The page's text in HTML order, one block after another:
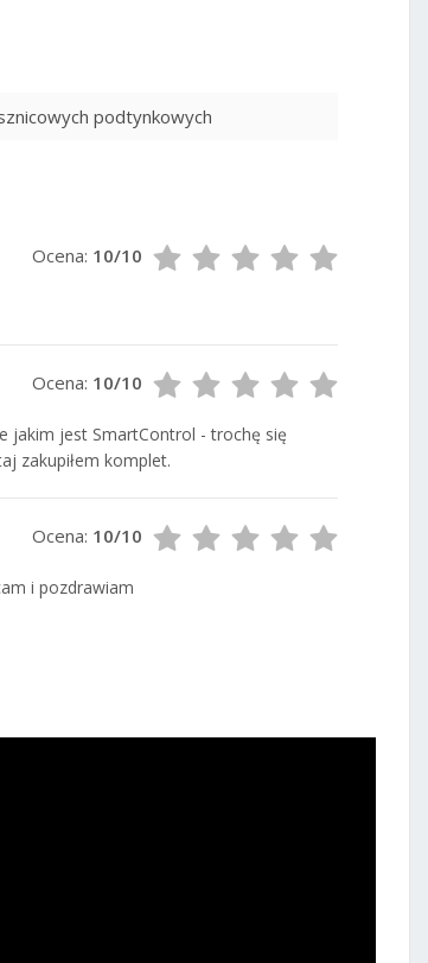
podtynkowych
Ocena: 10/10
Ocena: 10/10
jakim jest SmartControl - trochę się
zakupiłem komplet.
Ocena: 10/10
i pozdrawiam